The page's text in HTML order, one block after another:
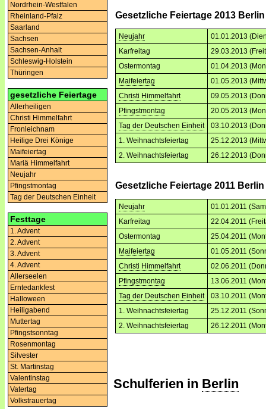
Nordrhein-Westfalen
Rheinland-Pfalz
Saarland
Sachsen
Sachsen-Anhalt
Schleswig-Holstein
Thüringen
gesetzliche Feiertage
Allerheiligen
Christi Himmelfahrt
Fronleichnam
Heilige Drei Könige
Maifeiertag
Mariä Himmelfahrt
Neujahr
Pfingstmontag
Tag der Deutschen Einheit
Festtage
1. Advent
2. Advent
3. Advent
4. Advent
Allerseelen
Erntedankfest
Halloween
Heiligabend
Muttertag
Pfingstsonntag
Rosenmontag
Silvester
St. Martinstag
Valentinstag
Vatertag
Volkstrauertag
Gesetzliche Feiertage 2013 Berlin
Neujahr
01.01.2013
Karfreitag
29.03.2013
Ostermontag
01.04.2013
Maifeiertag
01.05.2013
Christi Himmelfahrt
09.05.2013
Pfingstmontag
20.05.2013
Tag der Deutschen Einheit
03.10.2013
1. Weihnachtsfeiertag
25.12.2013
2. Weihnachtsfeiertag
26.12.2013
Gesetzliche Feiertage 2011 Berlin
Neujahr
01.01.2011
Karfreitag
22.04.2011
Ostermontag
25.04.2011
Maifeiertag
01.05.2011
Christi Himmelfahrt
02.06.2011
Pfingstmontag
13.06.2011
Tag der Deutschen Einheit
03.10.2011
1. Weihnachtsfeiertag
25.12.2011
2. Weihnachtsfeiertag
26.12.2011
Schulferien in Berlin